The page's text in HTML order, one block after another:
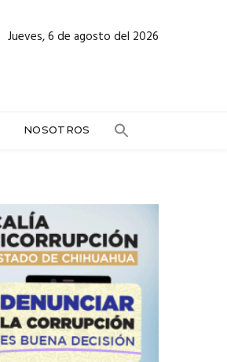
Jueves, 6 de agosto del 2026
NOSOTROS